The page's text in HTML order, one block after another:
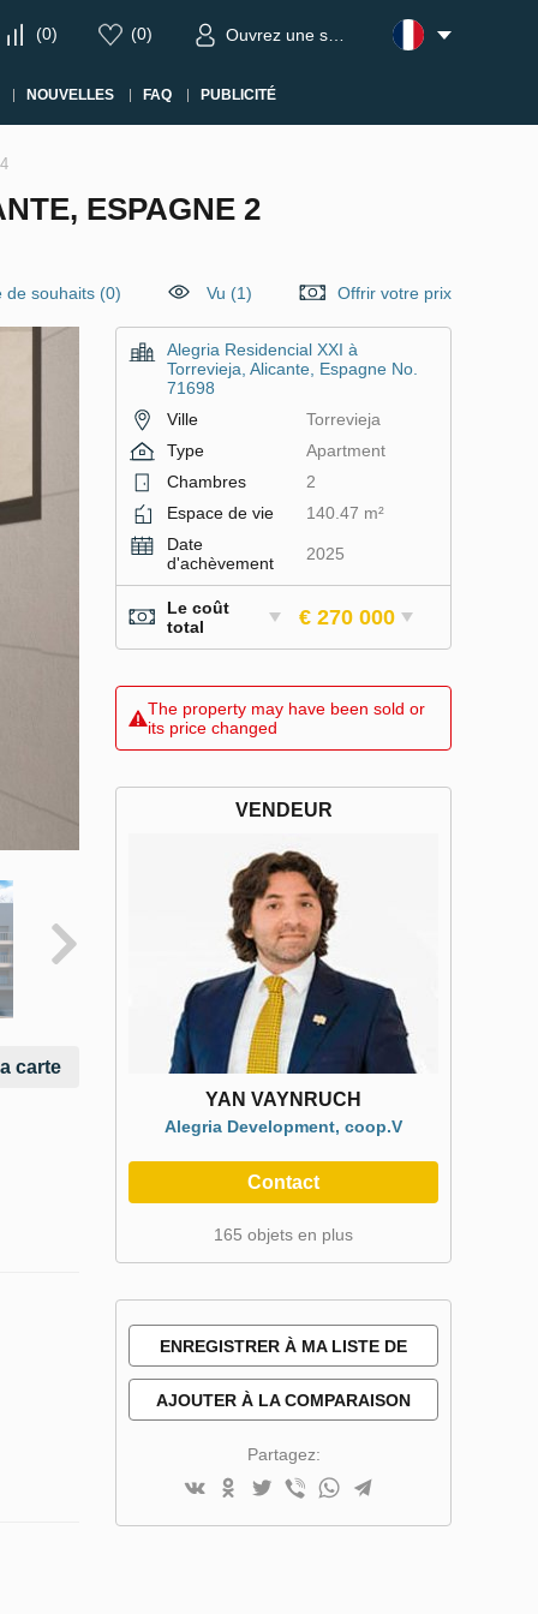
(0) (0) Ouvrez une session
NOUVELLES FAQ PUBLICITÉ
ESPAGNE 2
de souhaits (0) Vu (1) Offrir votre prix
carte
Alegria Residencial XXI à
Torrevieja, Alicante, Espagne No.
71698
Ville
Torrevieja
Type
Apartment
Chambres
2
Espace de vie
140.47 m²
Date
d'achèvement
2025
Le coût
total
€ 270 000
The property may have been sold or
its price changed
VENDEUR
YAN VAYNRUCH
Alegria Development, coop.V
Contact
165 objets en plus
ENREGISTRER À MA LISTE DE
SOUHAITS
AJOUTER À LA COMPARAISON
Partagez: